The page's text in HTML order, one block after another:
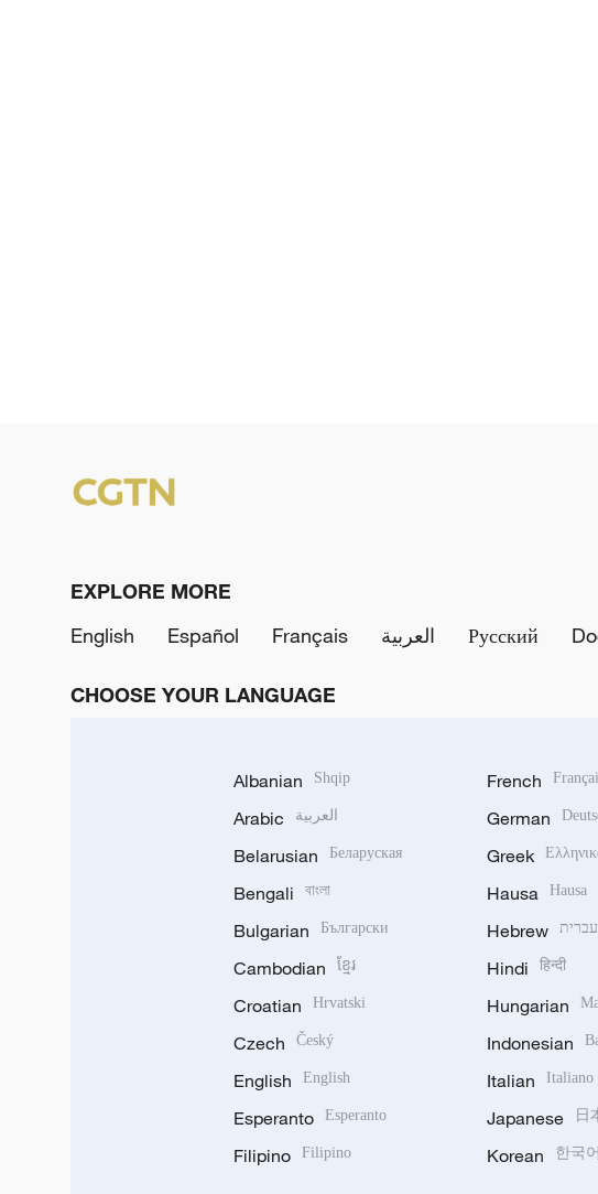
EXPLORE MORE
English
Español Français العربية Русский
CHOOSE YOUR LANGUAGE
Albanian Shqip
Arabic العربية
Belarusian Беларуская
Bengali বাংলা
Bulgarian Български
Cambodian ខ្មែរ
Croatian Hrvatski
Czech Český
English English
Esperanto Esperanto
Filipino Filipino
French
German
Greek
Hausa Hausa
Hebrew עברית
Hindi हिन्दी
Hungarian
Indonesian
Italian Italiano
Japanese 日
Korean 한국어